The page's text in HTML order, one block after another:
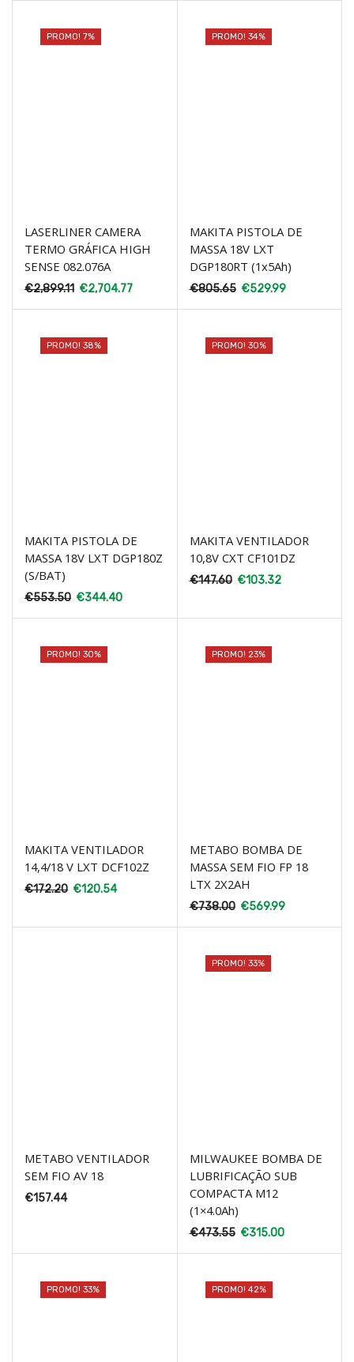
PROMO! 7%
LASERLINER CAMERA
TERMO GRÁFICA HIGH
SENSE 082.076A
€2,899.11 €2,704.77
PROMO! 34%
MAKITA PISTOLA DE
MASSA 18V LXT
DGP180RT (1x5Ah)
€805.65 €529.99
PROMO! 38%
MAKITA PISTOLA DE
MASSA 18V LXT DGP180Z
(S/BAT)
€553.50 €344.40
PROMO! 30%
MAKITA VENTILADOR
10,8V CXT CF101DZ
€147.60 €103.32
PROMO! 30%
MAKITA VENTILADOR
14,4/18 V LXT DCF102Z
€172.20 €120.54
PROMO! 23%
METABO BOMBA DE
MASSA SEM FIO FP 18
LTX 2X2AH
€738.00 €569.99
METABO VENTILADOR
SEM FIO AV 18
€157.44
PROMO! 33%
MILWAUKEE BOMBA DE
LUBRIFICAÇÃO SUB
COMPACTA M12
(1×4.0Ah)
€473.55 €315.00
PROMO! 33% PROMO! 42%